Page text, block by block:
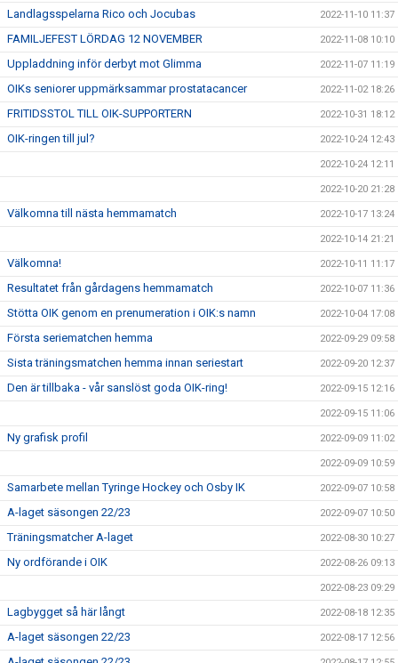
Landlagsspelarna Rico och Jocubas 2022-11-10 11:37
FAMILJEFEST LÖRDAG 12 NOVEMBER 2022-11-08 10:10
Uppladdning inför derbyt mot Glimma 2022-11-07 11:19
OIKs seniorer uppmärksammar prostatacancer 2022-11-02 18:26
FRITIDSSTOL TILL OIK-SUPPORTERN 2022-10-31 18:12
OIK-ringen till jul? 2022-10-24 12:43
2022-10-24 12:11
2022-10-20 21:28
Välkomna till nästa hemmamatch 2022-10-17 13:24
2022-10-14 21:21
Välkomna! 2022-10-11 11:17
Resultatet från gårdagens hemmamatch 2022-10-07 11:36
Stötta OIK genom en prenumeration i OIK:s namn 2022-10-04 17:08
Första seriematchen hemma 2022-09-29 09:58
Sista träningsmatchen hemma innan seriestart 2022-09-20 12:37
Den är tillbaka - vår sanslöst goda OIK-ring! 2022-09-15 12:16
2022-09-15 11:06
Ny grafisk profil 2022-09-09 11:02
2022-09-09 10:59
Samarbete mellan Tyringe Hockey och Osby IK 2022-09-07 10:58
A-laget säsongen 22/23 2022-09-07 10:50
Träningsmatcher A-laget 2022-08-30 10:27
Ny ordförande i OIK 2022-08-26 09:13
2022-08-23 09:29
Lagbygget så här långt 2022-08-18 12:35
A-laget säsongen 22/23 2022-08-17 12:56